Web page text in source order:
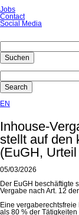
Jobs
Contact
Social Media
Suchen
Search
EN
Inhouse-
stellt auf den
(EuGH,
05/03/2026
Der EuGH beschäftigte
Vergabe nach Art. 12
Eine
als 80 % der